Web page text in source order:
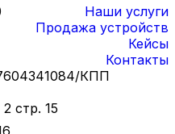
Наши услуги
Продажа устройств
Кейсы
Контакты
КПП
стр. 15